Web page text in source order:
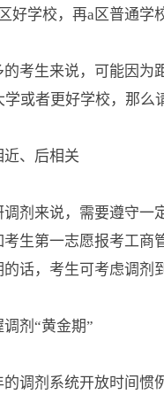
好学校，再a区普通学
的考生来说，可能因为
学或者更好学校，那么
近、后相关
调剂来说，需要遵守一
考生第一志愿报考工商
话，考生可考虑调剂
剂“黄金期”
调剂系统开放时间惯